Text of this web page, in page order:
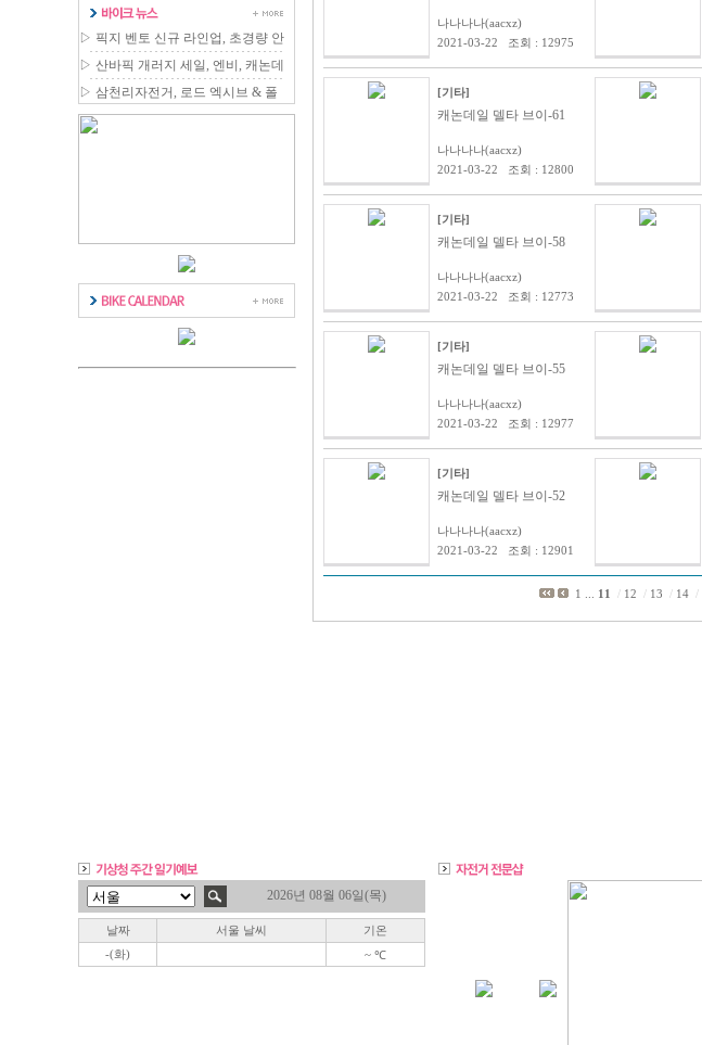
▷ 픽지 벤토 신규 라인업, 초경량 안
장 국내 출시
▷ 산바픽 개러지 세일, 엔비, 캐논데
일 등 최대 80% 할인
▷ 삼천리자전거, 로드 엑시브 & 폴
딩 에디터 신제품 출시
나나나나(aacxz)
2021-03-22 조회 : 12975
[기타]
캐논데일 델타 브이-61
나나나나(aacxz)
2021-03-22 조회 : 12800
[기타]
캐논데일 델타 브이-58
나나나나(aacxz)
2021-03-22 조회 : 12773
[기타]
캐논데일 델타 브이-55
나나나나(aacxz)
2021-03-22 조회 : 12977
[기타]
캐논데일 델타 브이-52
나나나나(aacxz)
2021-03-22 조회 : 12901
1 11 / 12 / 13 / 14 /